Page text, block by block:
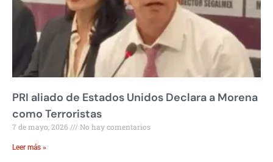
PRI aliado de Estados Unidos Declara a Morena
como Terroristas
7 de mayo, 2026 No hay comentarios
Leer más »